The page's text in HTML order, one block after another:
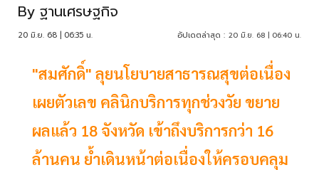
By ฐานเศรษฐกิจ
20 มิ.ย. 68 | 06:35 น. อัปเดตล่าสุด : 20 มิ.ย. 68 | 06:40 น.
"สมศักดิ์" ลุยนโยบายสาธารณสุขต่อเนื่อง
เผยตัวเลข คลินิกบริการทุกช่วงวัย ขยาย
ผลแล้ว 18 จังหวัด เข้าถึงบริการกว่า 16
ล้านคน ย้ำเดินหน้าต่อเนื่องให้ครอบคลุม